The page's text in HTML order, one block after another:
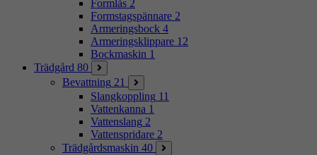
Formlås 2
Formstagspännare 2
Armeringsbock 4
Armeringsklippare 12
Bockmaskin 1
Trädgård 80
Bevattning 21
Slangkoppling 11
Vattenkanna 1
Vattenslang 2
Vattenspridare 2
Trädgårdsmaskin 40